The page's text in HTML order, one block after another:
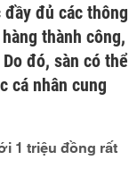
đủ các thông
thành công,
đó, sàn có thể
cá nhân cung
1 triệu đồng rất